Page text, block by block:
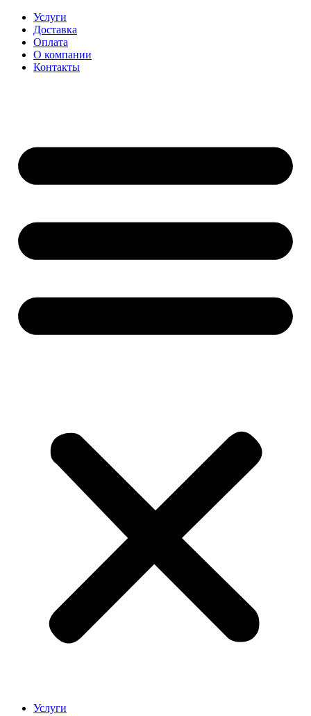
Перейти
содержимому
Услуги
Доставка
Оплата
О компании
Контакты
Услуги